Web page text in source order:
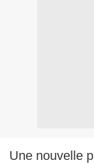
Une nouvelle